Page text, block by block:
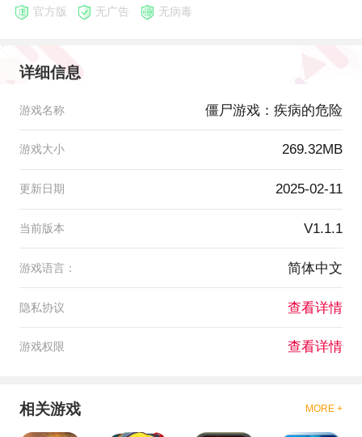
官方版 无广告 无病毒
详细信息
游戏名称 僵尸游戏：疾病的危险
游戏大小 269.32MB
更新日期 2025-02-11
当前版本 V1.1.1
游戏语言： 简体中文
隐私协议 查看详情
游戏权限 查看详情
相关游戏 MORE +